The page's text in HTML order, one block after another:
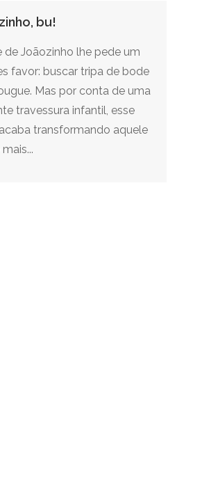
bu!
de Joãozinho lhe pede um
favor: buscar tripa de bode
Mas por conta de uma
travessura infantil, esse
transformando aquele